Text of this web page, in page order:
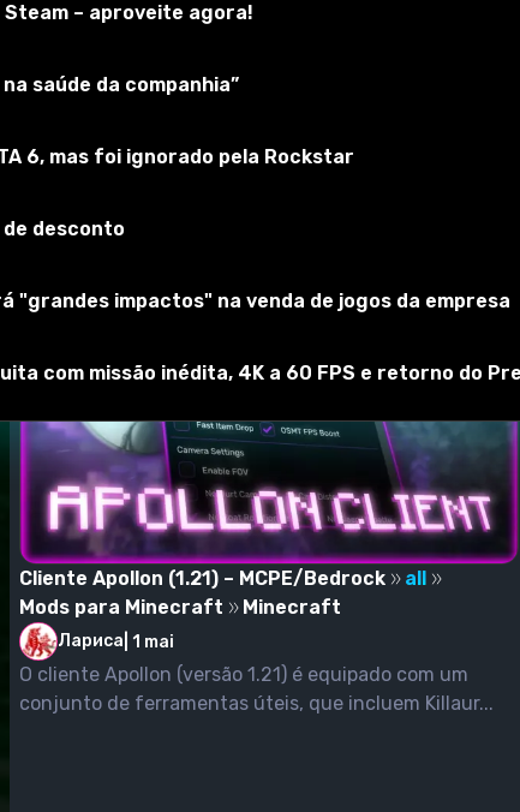
coisas ao jogo base, mantendo a aparência do
Cliente Apollon (1.21) – MCPE/Bedrock
all
Mods para Minecraft
Minecraft
Лариса 1 mai
O cliente Apollon (versão 1.21) é equipado com um
conjunto de ferramentas úteis, que incluem Killaur...
– aproveite agora!
saúde da companhia”
6, mas foi ignorado pela Rockstar
desconto
"grandes impactos" na venda de jogos da empresa
com missão inédita, 4K a 60 FPS e retorno do